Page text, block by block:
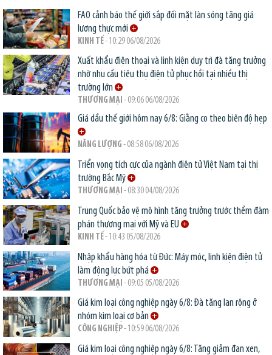
FAO cảnh báo thế giới sắp đối mặt làn sóng tăng giá
lương thực mới
KINH TẾ- 10:29 06/08/2026
Xuất khẩu điện thoại và linh kiện duy trì đà tăng trưởng
nhờ nhu cầu tiêu thụ điện tử phục hồi tại nhiều thị
trường lớn
THƯƠNG MẠI - 09:06 06/08/2026
Giá dầu thế giới hôm nay 6/8: Giằng co theo biên độ hẹp
NĂNG LƯỢNG - 08:58 06/08/2026
Triển vọng tích cực của ngành điện tử Việt Nam tại thị
trường Bắc Mỹ
THƯƠNG MẠI - 08:30 04/08/2026
Trung Quốc bảo vệ mô hình tăng trưởng trước thềm đàm
phán thương mại với Mỹ và EU
KINH TẾ- 10:43 05/08/2026
Nhập khẩu hàng hóa từ Đức: Máy móc, linh kiện điện tử
làm động lực bứt phá
THƯƠNG MẠI - 09:05 05/08/2026
Giá kim loại công nghiệp ngày 6/8: Đà tăng lan rộng ở
nhóm kim loại cơ bản
CÔNG NGHIỆP- 10:59 06/08/2026
Giá kim loại công nghiệp ngày 6/8: Tăng giảm đan xen,